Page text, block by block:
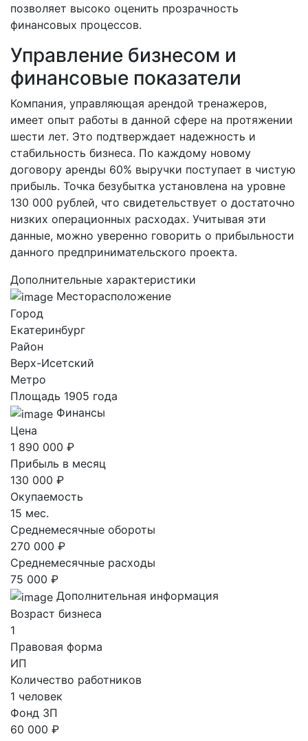
позволяет высоко оценить прозрачность
финансовых процессов.
Управление бизнесом и
финансовые показатели
Компания, управляющая арендой тренажеров,
имеет опыт работы в данной сфере на протяжении
шести лет. Это подтверждает надежность и
стабильность бизнеса. По каждому новому
договору аренды 60% выручки поступает в чистую
прибыль. Точка безубытка установлена на уровне
130 000 рублей, что свидетельствует о достаточно
низких операционных расходах. Учитывая эти
данные, можно уверенно говорить о прибыльности
данного предпринимательского проекта.
Дополнительные характеристики
Месторасположение
Город
Екатеринбург
Район
Верх-Исетский
Метро
Площадь 1905 года
Финансы
Цена
1 890 000 ₽
Прибыль в месяц
130 000 ₽
Окупаемость
15 мес.
Среднемесячные обороты
270 000 ₽
Среднемесячные расходы
75 000 ₽
Дополнительная информация
Возраст бизнеса
1
Правовая форма
ИП
Количество работников
1 человек
Фонд ЗП
60 000 ₽